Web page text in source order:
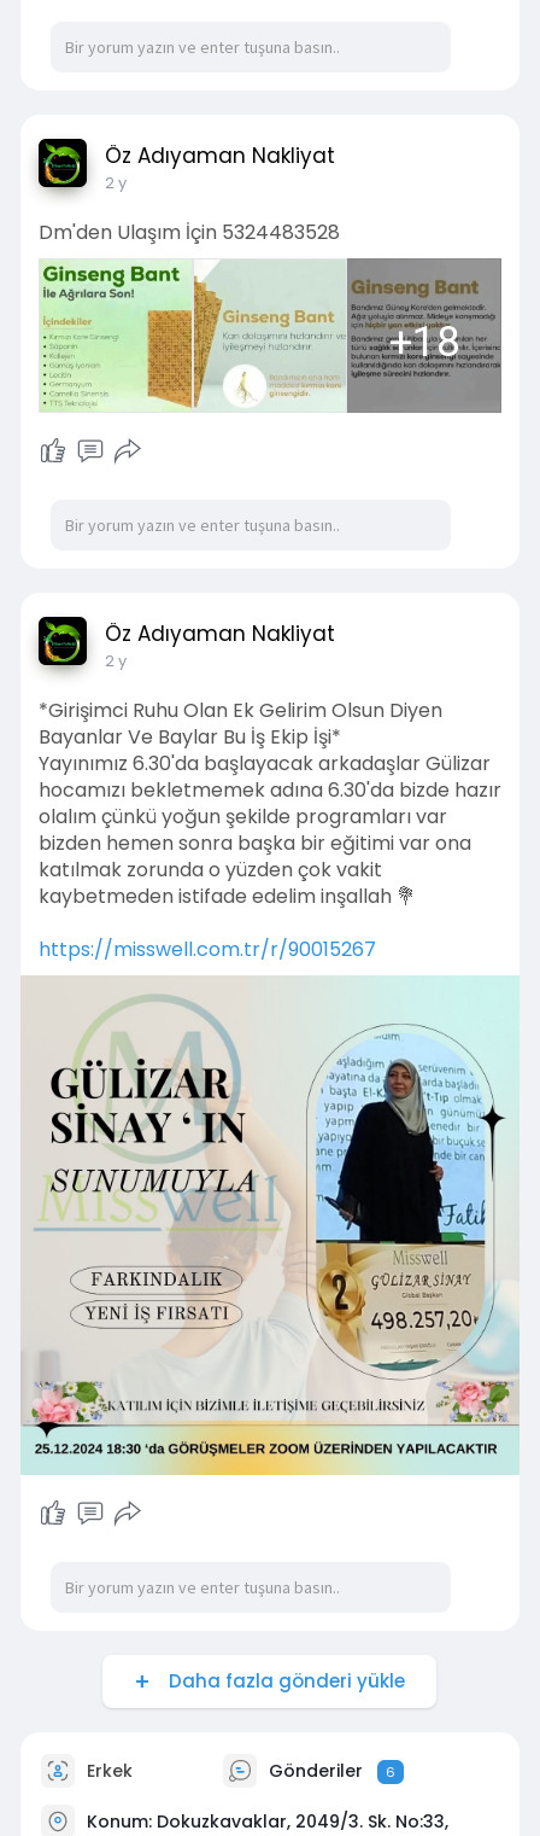
Öz Adıyaman Nakliyat
2 y
Dm'den Ulaşım İçin 5324483528
+18
Öz Adıyaman Nakliyat
2 y
*Girişimci Ruhu Olan Ek Gelirim Olsun Diyen
Bayanlar Ve Baylar Bu İş Ekip İşi*
Yayınımız 6.30'da başlayacak arkadaşlar Gülizar
hocamızı bekletmemek adına 6.30'da bizde hazır
olalım çünkü yoğun şekilde programları var
bizden hemen sonra başka bir eğitimi var ona
katılmak zorunda o yüzden çok vakit
kaybetmeden istifade edelim inşallah 💐
https://misswell.com.tr/r/90015267
Daha fazla gönderi yükle
Erkek Gönderiler 6
Konum: Dokuzkavaklar, 2049/3. Sk. No:33,